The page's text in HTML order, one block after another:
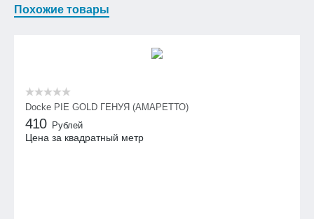
Похожие товары
Docke PIE GOLD ГЕНУЯ (АМАРЕТТО)
410 Рублей
Цена за квадратный метр